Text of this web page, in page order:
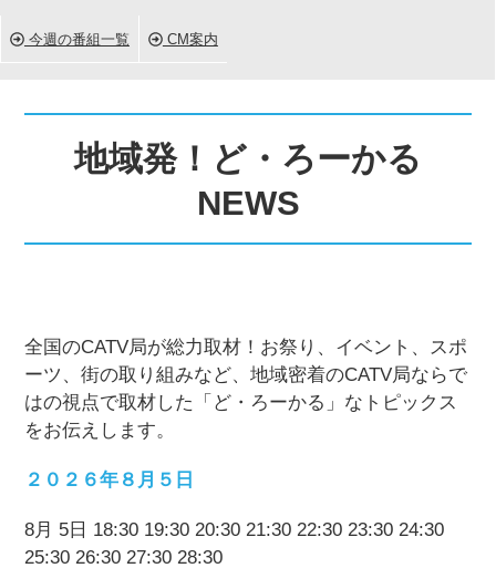
今週の番組一覧 CM案内
地域発！ど・ろーかる
NEWS
全国のCATV局が総力取材！お祭り、イベント、スポ
ーツ、街の取り組みなど、地域密着のCATV局ならで
はの視点で取材した「ど・ろーかる」なトピックス
をお伝えします。
２０２６年８月５日
8月 5日 18:30 19:30 20:30 21:30 22:30 23:30 24:30
25:30 26:30 27:30 28:30